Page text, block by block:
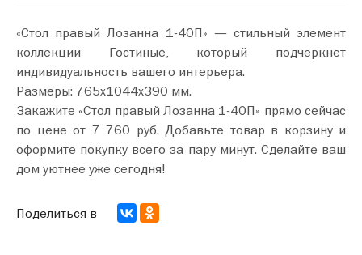
«Стол правый Лозанна 1-40П» — стильный элемент
коллекции Гостиные, который подчеркнет
индивидуальность вашего интерьера.
Размеры: 765х1044х390 мм.
Закажите «Стол правый Лозанна 1-40П» прямо сейчас
по цене от 7 760 руб. Добавьте товар в корзину и
оформите покупку всего за пару минут. Сделайте ваш
дом уютнее уже сегодня!
Поделиться в